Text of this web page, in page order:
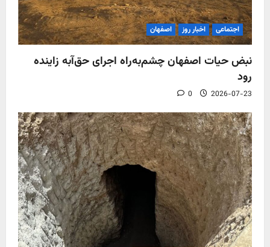
اجتماعی اخبار روز اصفهان
نبض حیات اصفهان چشم‌به‌راه اجرای حق‌آبه زاینده
رود
2026-07-23
0